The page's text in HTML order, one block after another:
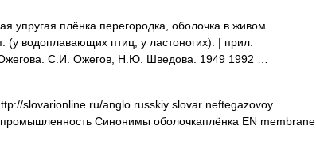
плёнка перегородка, оболочка в живом
водоплавающих птиц, у ластоногих). | прил.
С.И. Ожегов, Н.Ю. Шведова. 1949 1992 …
slovarionline.ru/anglo russkiy slovar neftegazovoy
Синонимы оболочкаплёнка EN membrane